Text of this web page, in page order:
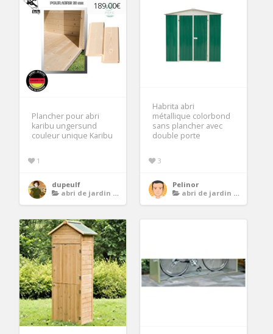
Habrita abri
métallique colorbond
sans plancher avec
double porte
3
Pelinor
abri de jardin avec plancher
189.00€
Plancher pour abri
karibu ungersund
couleur unique Karibu
1
dupeulf
abri de jardin avec plancher